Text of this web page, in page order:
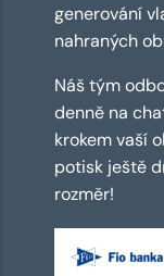
generování
nahraných
Náš tým
denně na
krokem vaší
potisk ještě
rozměr!